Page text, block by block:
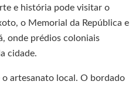
e história pode visitar o
o Memorial da República e
onde prédios coloniais
cidade.
artesanato local. O bordado